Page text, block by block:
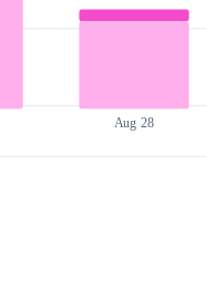
Aug 28